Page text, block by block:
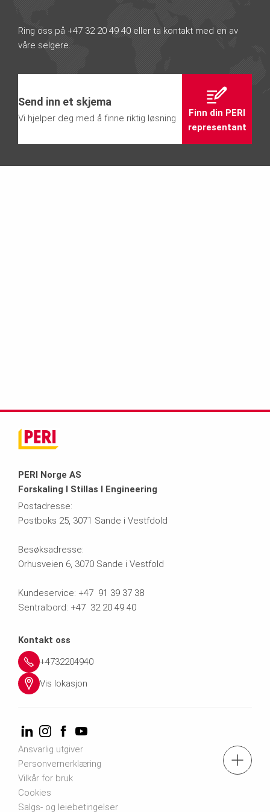
Tel.: +47 32 20 49 40
Ring oss på +47 32 20 49 40 eller ta kontakt med en av
våre selgere.
Send inn et skjema
Vi hjelper deg med å finne riktig løsning
Finn din PERI
representant
PERI Norge AS
Forskaling I Stillas I Engineering
Postadresse:
Postboks 25, 3071 Sande i Vestfdold
Besøksadresse:
Orhusveien 6, 3070 Sande i Vestfold
Kundeservice: +47 91 39 37 38
Sentralbord: +47 32 20 49 40
Kontakt oss
+4732204940
Vis lokasjon
Ansvarlig utgiver
Personvernerklæring
Vilkår for bruk
Cookies
Salgs- og leiebetingelser